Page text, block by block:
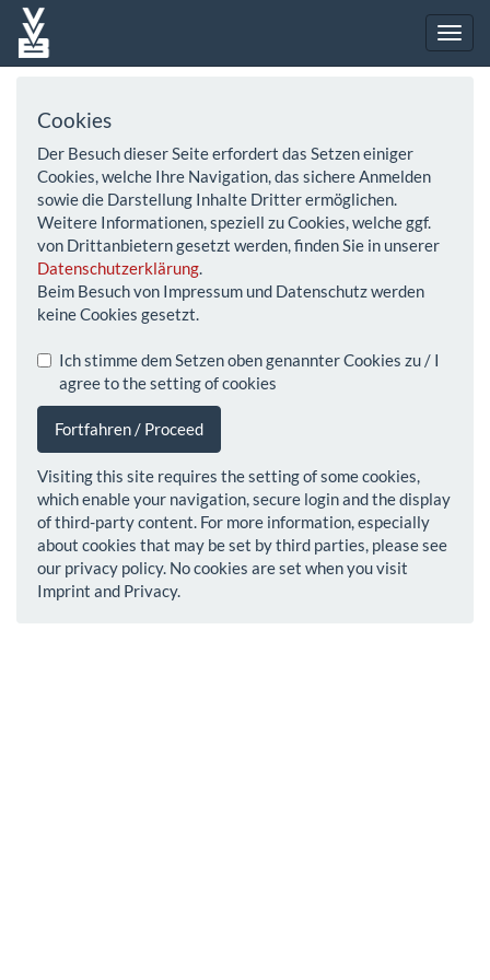
Cookies
Der Besuch dieser Seite erfordert das Setzen einiger
Cookies, welche Ihre Navigation, das sichere Anmelden
sowie die Darstellung Inhalte Dritter ermöglichen.
Weitere Informationen, speziell zu Cookies, welche ggf.
von Drittanbietern gesetzt werden, finden Sie in unserer
Datenschutzerklärung.
Beim Besuch von Impressum und Datenschutz werden
keine Cookies gesetzt.
Ich stimme dem Setzen oben genannter Cookies zu / I
agree to the setting of cookies
Fortfahren / Proceed
Visiting this site requires the setting of some cookies,
which enable your navigation, secure login and the display
of third-party content. For more information, especially
about cookies that may be set by third parties, please see
our privacy policy. No cookies are set when you visit
Imprint and Privacy.